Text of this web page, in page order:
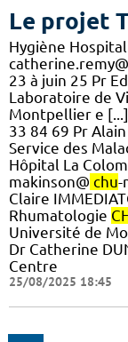
Le projet
Hygiène
catherine.remy@
23 à juin 25 Pr
Laboratoire de
Montpellier e
33 84 69 Pr
Service des
Hôpital La
makinson@ chu-
Claire
Rhumatologie
Université de
Dr Catherine
Centre
25/08/2025 18:45